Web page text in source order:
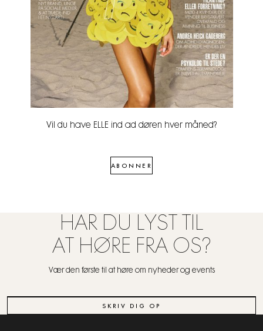
Vil du have ELLE ind ad døren hver måned?
ABONNER
HAR DU LYST TIL
AT HØRE FRA OS?
Vær den første til at høre om nyheder og events
SKRIV DIG OP